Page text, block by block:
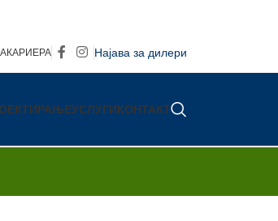
КАРИЕРА Најава за дилери
УСЛУГИКОНТАКТ